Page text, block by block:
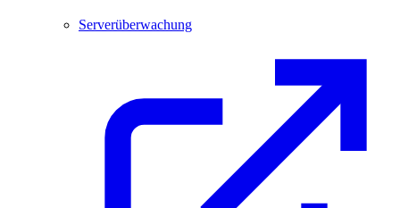
Serverüberwachung